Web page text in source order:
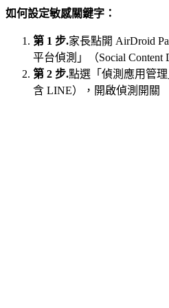
如何設定敏感關鍵字：
第 1 步.家長點開 AirDroid
平台偵測」（Social Content
第 2 步.點選「偵測應用管
含 LINE），開啟偵測開關